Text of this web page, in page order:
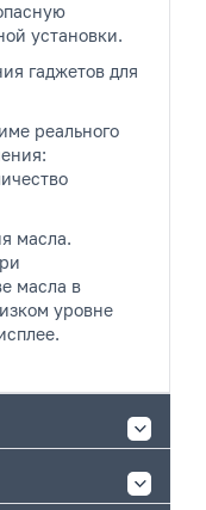
установки.
гаджетов для
реального
масла.
масла в
уровне